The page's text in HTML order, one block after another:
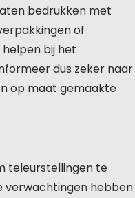
bedrukken met
of
bij het
dus zeker naar
op maat gemaakte
teleurstellingen te
verwachtingen hebben